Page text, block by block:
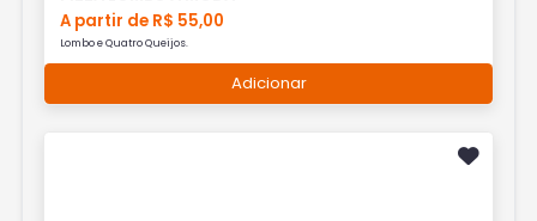
A partir de R$ 55,00
Lombo e Quatro Queijos.
Adicionar